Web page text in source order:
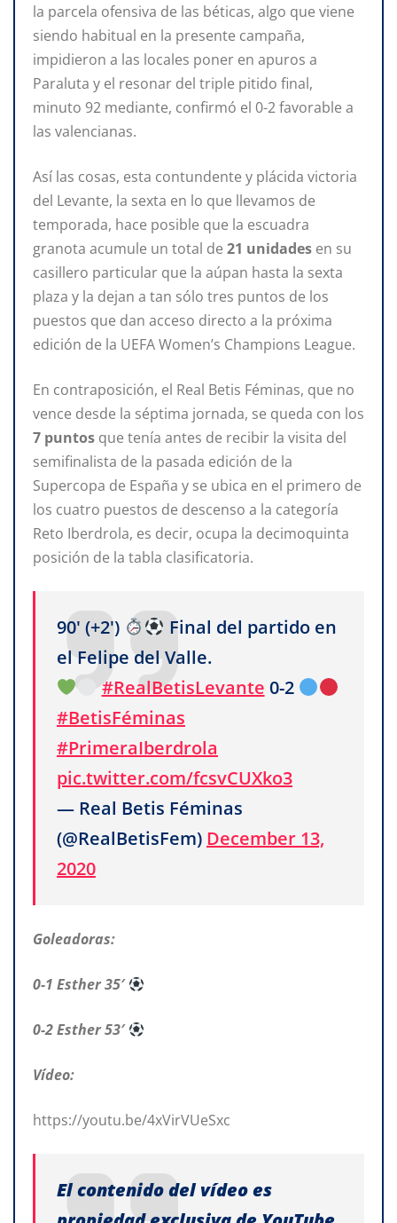
la parcela ofensiva de las béticas, algo que viene
siendo habitual en la presente campaña,
impidieron a las locales poner en apuros a
Paraluta y el resonar del triple pitido final,
minuto 92 mediante, confirmó el 0-2 favorable a
las valencianas.
Así las cosas, esta contundente y plácida victoria
del Levante, la sexta en lo que llevamos de
temporada, hace posible que la escuadra
granota acumule un total de 21 unidades en su
casillero particular que la aúpan hasta la sexta
plaza y la dejan a tan sólo tres puntos de los
puestos que dan acceso directo a la próxima
edición de la UEFA Women’s Champions League.
En contraposición, el Real Betis Féminas, que no
vence desde la séptima jornada, se queda con los
7 puntos que tenía antes de recibir la visita del
semifinalista de la pasada edición de la
Supercopa de España y se ubica en el primero de
los cuatro puestos de descenso a la categoría
Reto Iberdrola, es decir, ocupa la decimoquinta
posición de la tabla clasificatoria.
90' (+2')
Final del partido en
el Felipe del Valle.
#RealBetisLevante 0-2
#BetisFéminas
#PrimeraIberdrola
pic.twitter.com/fcsvCUXko3
— Real Betis Féminas
(@RealBetisFem) December 13,
2020
Goleadoras:
0-1 Esther 35′
0-2 Esther 53′
Vídeo:
https://youtu.be/4xVirVUeSxc
El contenido del vídeo es